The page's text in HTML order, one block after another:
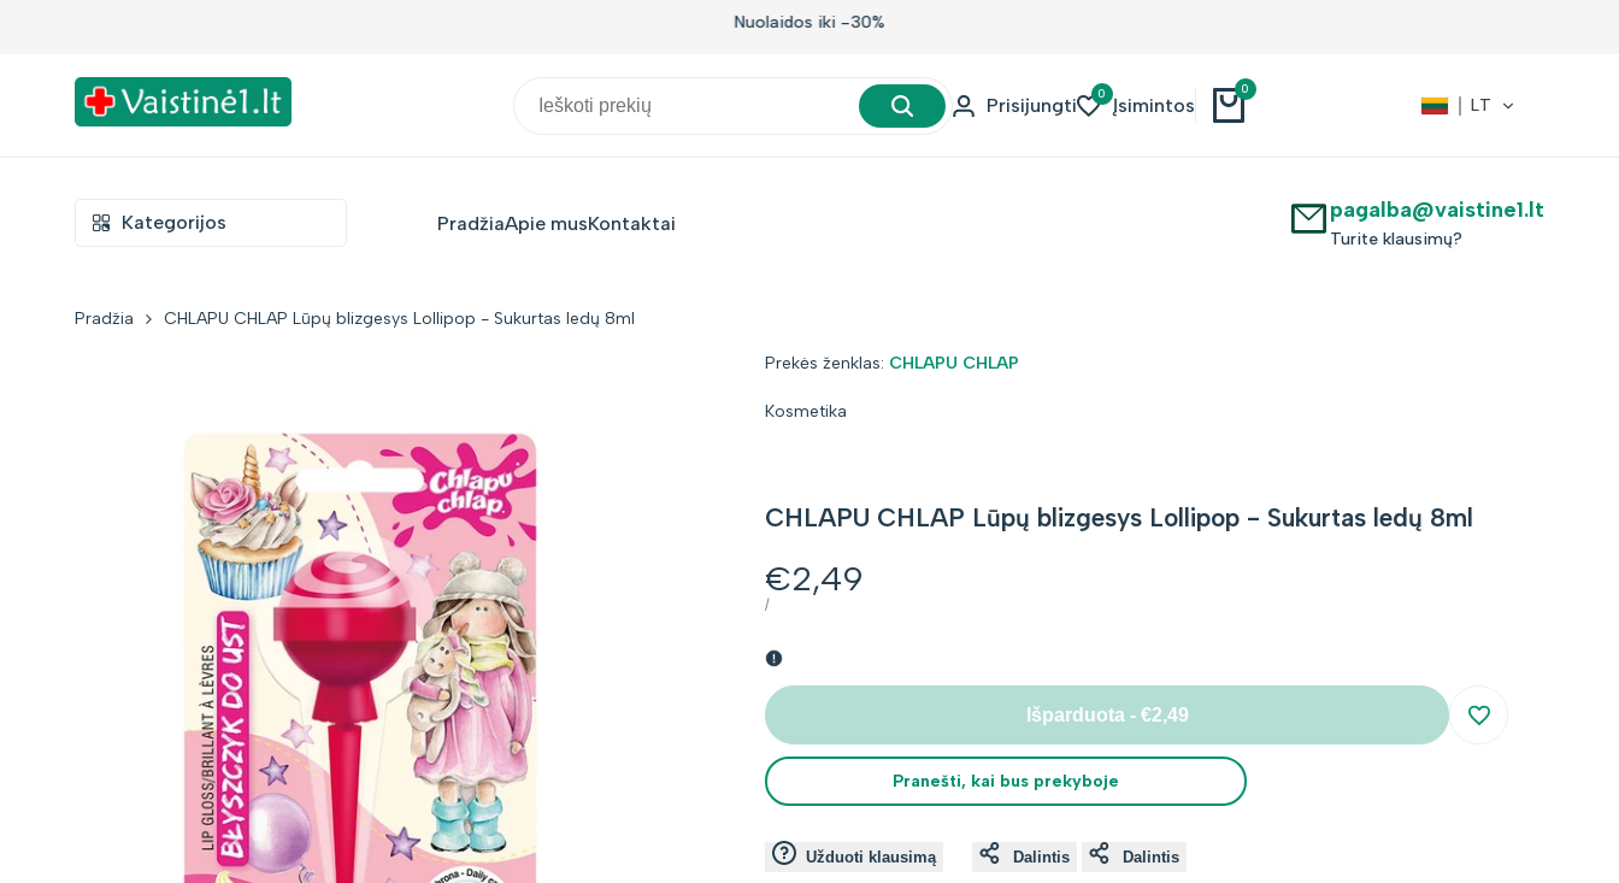
Nuolaidos iki -30%
Prisijungti
0
Įsimintos
0
LT
Kategorijos PradžiaApie musKontaktai pagalba@vaistine1.lt
Turite klausimų?
Pradžia CHLAPU CHLAP Lūpų blizgesys Lollipop - Sukurtas ledų 8ml
Prekės ženklas: Prekės
CHLAPU CHLAP
Kosmetika
CHLAPU CHLAP Lūpų blizgesys Lollipop - Sukurtas ledų 8ml
Kaina
su
nuolaida
€2,49
VIENETO
/PER
Išparduota- €2,49
Įsiminti
Pranešti, kai bus prekyboje
Užduoti klausimą Dalintis Dalintis